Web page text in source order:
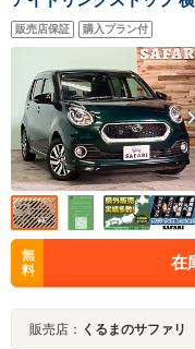
イブレコーダー 純正ア
メラ
販売店保証 購入プラン付
無
料
在
販売店： くるまのサファリ